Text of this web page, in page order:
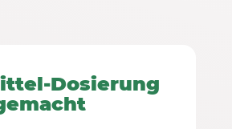
Dosierung